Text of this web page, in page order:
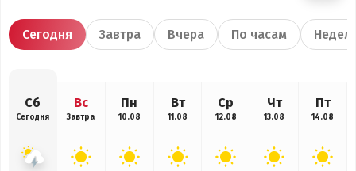
Сегодня Завтра Вчера По часам
Сб
Сегодня
Вс
Завтра
Пн
10.08
Вт
11.08
Ср
12.08
Чт
13.08
Пт
14.08